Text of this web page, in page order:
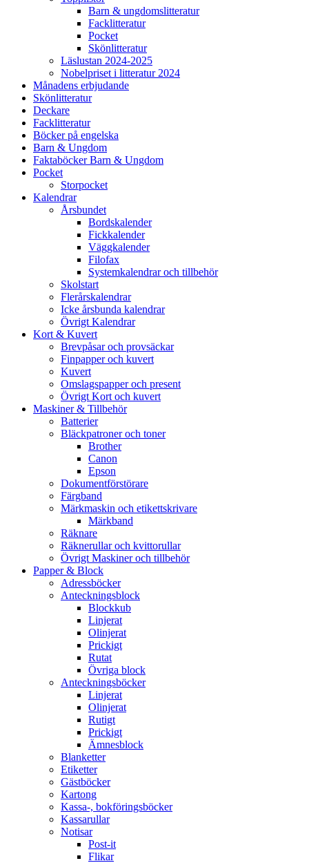
Barn & ungdomslitteratur
Facklitteratur
Pocket
Skönlitteratur
Läslustan 2024-2025
Nobelpriset i litteratur 2024
Månadens erbjudande
Skönlitteratur
Deckare
Facklitteratur
Böcker på engelska
Barn & Ungdom
Faktaböcker Barn & Ungdom
Pocket
Storpocket
Kalendrar
Årsbundet
Bordskalender
Fickkalender
Väggkalender
Filofax
Systemkalendrar och tillbehör
Skolstart
Flerårskalendrar
Icke årsbunda kalendrar
Övrigt Kalendrar
Kort & Kuvert
Brevpåsar och provsäckar
Finpapper och kuvert
Kuvert
Omslagspapper och present
Övrigt Kort och kuvert
Maskiner & Tillbehör
Batterier
Bläckpatroner och toner
Brother
Canon
Epson
Dokumentförstörare
Färgband
Märkmaskin och etikettskrivare
Märkband
Räknare
Räknerullar och kvittorullar
Övrigt Maskiner och tillbehör
Papper & Block
Adressböcker
Anteckningsblock
Blockkub
Linjerat
Olinjerat
Prickigt
Rutat
Övriga block
Anteckningsböcker
Linjerat
Olinjerat
Rutigt
Prickigt
Ämnesblock
Blanketter
Etiketter
Gästböcker
Kartong
Kassa-, bokföringsböcker
Kassarullar
Notisar
Post-it
Flikar